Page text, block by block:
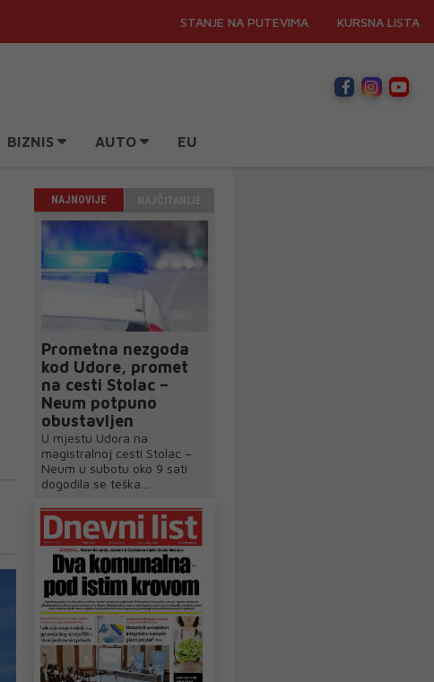
STANJE NA PUTEVIMA KURSNA LISTA
BIZNIS AUTO EU
NAJNOVIJE
Prometna nezgoda
kod Udore, promet
na cesti Stolac –
Neum potpuno
obustavljen
U mjestu Udora na
magistralnoj cesti Stolac –
Neum u subotu oko 9 sati
dogodila se teška...